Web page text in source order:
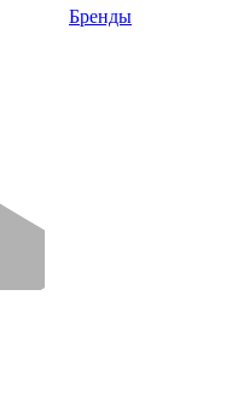
Бренды